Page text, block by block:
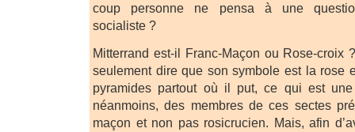
coup personne ne pensa à une
socialiste ?
Mitterrand est-il Franc-Maçon ou Rose-croix
seulement dire que son symbole est la rose
pyramides partout où il put, ce qui est
néanmoins, des membres de ces sectes
maçon et non pas rosicrucien. Mais, afin